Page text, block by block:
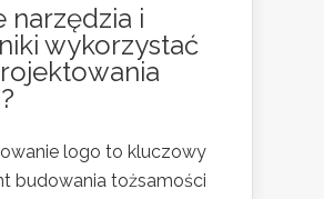
narzędzia i
wykorzystać
logo to kluczowy
budowania tożsamości